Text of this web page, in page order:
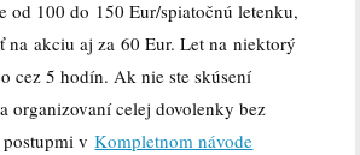
od 100 do 150 Eur/spiatočnú letenku,
na akciu aj za 60 Eur. Let na niektorý
cez 5 hodín. Ak nie ste skúsení
organizovaní celej dovolenky bez
postupmi vKompletnom návode